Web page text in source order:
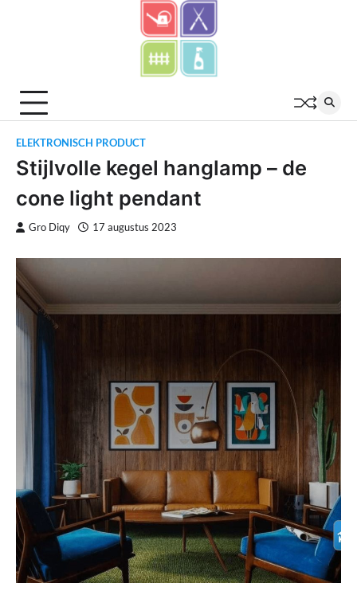
ELEKTRONISCH PRODUCT
Stijlvolle kegel hanglamp – de
cone light pendant
Gro Diqy 17 augustus 2023